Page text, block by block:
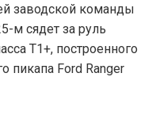
заводской команды
м сядет за руль
T1+, построенного
пикапа Ford Ranger